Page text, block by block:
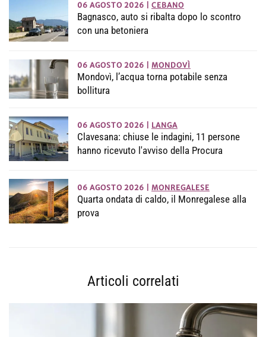
06 AGOSTO 2026 CEBANO
Bagnasco, auto si ribalta dopo lo scontro
con una betoniera
06 AGOSTO 2026 MONDOVÌ
Mondovì, l’acqua torna potabile senza
bollitura
06 AGOSTO 2026 LANGA
Clavesana: chiuse le indagini, 11 persone
hanno ricevuto l'avviso della Procura
06 AGOSTO 2026 MONREGALESE
Quarta ondata di caldo, il Monregalese alla
prova
Articoli correlati